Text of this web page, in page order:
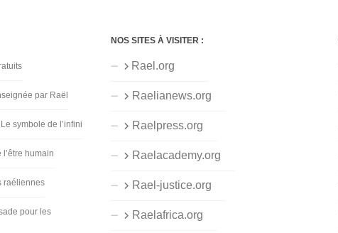
par Raël
Le symbole de l’infini
humain
raéliennes
pour les
NOS SITES À VISITER :
Rael.org
Raelianews.org
Raelpress.org
Raelacademy.org
Rael-justice.org
Raelafrica.org